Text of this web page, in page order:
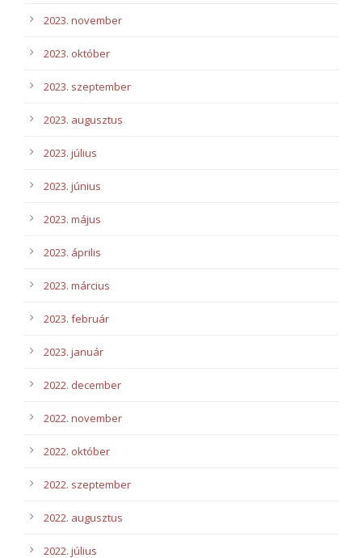
2023. november
2023. október
2023. szeptember
2023. augusztus
2023. július
2023. június
2023. május
2023. április
2023. március
2023. február
2023. január
2022. december
2022. november
2022. október
2022. szeptember
2022. augusztus
2022. július